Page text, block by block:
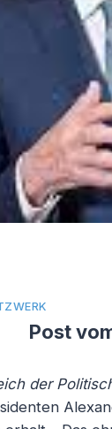
Post
der